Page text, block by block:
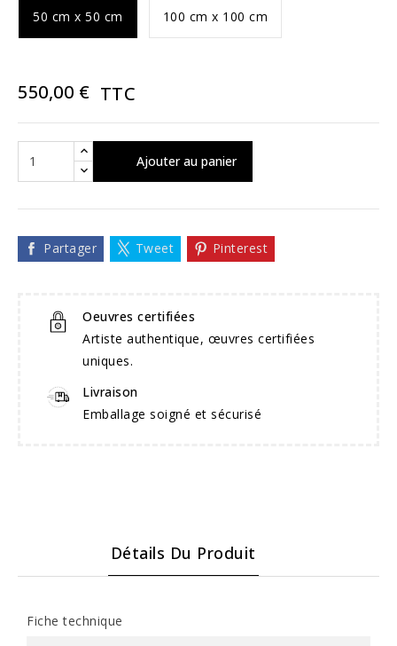
50 cm x 50 cm 100 cm x 100 cm
550,00 € TTC
Ajouter au panier
Partager Tweet Pinterest
Oeuvres certifiées
Artiste authentique, œuvres certifiées
uniques.
Livraison
Emballage soigné et sécurisé
Détails Du Produit
Fiche technique